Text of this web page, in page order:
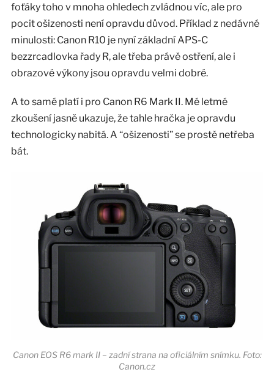
foťáky toho v mnoha ohledech zvládnou víc, ale pro
pocit ošizenosti není opravdu důvod. Příklad z nedávné
minulosti: Canon R10 je nyní základní APS-C
bezzrcadlovka řady R, ale třeba právě ostření, ale i
obrazové výkony jsou opravdu velmi dobré.
A to samé platí i pro Canon R6 Mark II. Mé letmé
zkoušení jasně ukazuje, že tahle hračka je opravdu
technologicky nabitá. A “ošizenosti” se prostě netřeba
bát.
Canon EOS R6 mark II – zadní strana na oficiálním snímku. Foto:
Canon.cz